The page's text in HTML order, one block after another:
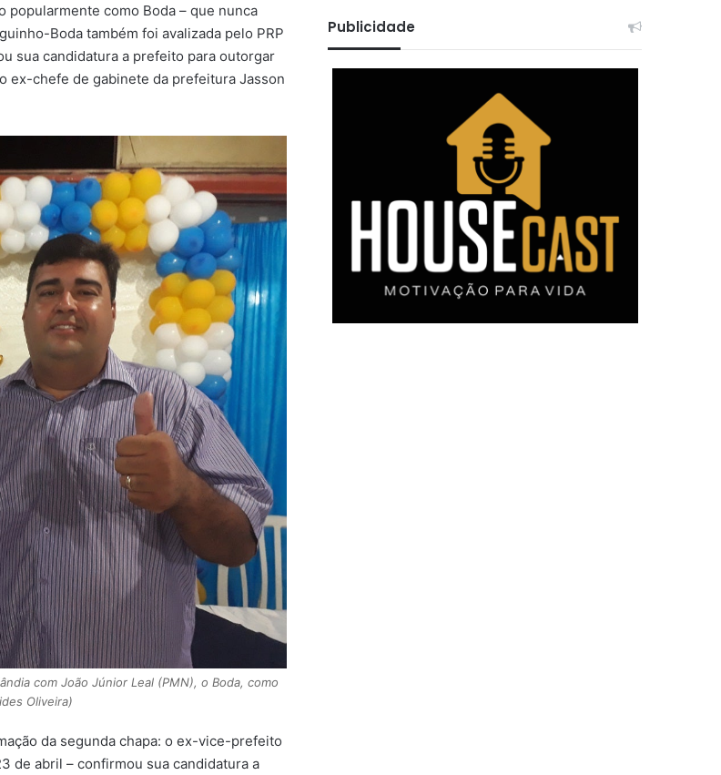
popularmente como Boda – que nunca
Boda também foi avalizada pelo PRP
sua candidatura a prefeito para outorgar
ex-chefe de gabinete da prefeitura Jasson
com João Júnior Leal (PMN), o Boda, como
Oliveira)
da segunda chapa: o ex-vice-prefeito
de abril – confirmou sua candidatura a
Publicidade